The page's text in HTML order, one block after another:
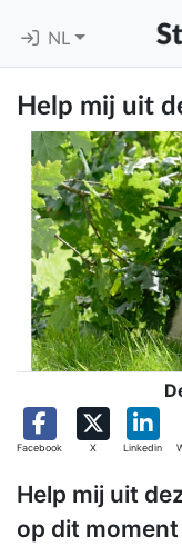
NL
Help mij uit
Facebook X Linkedin
Help mij uit
op dit